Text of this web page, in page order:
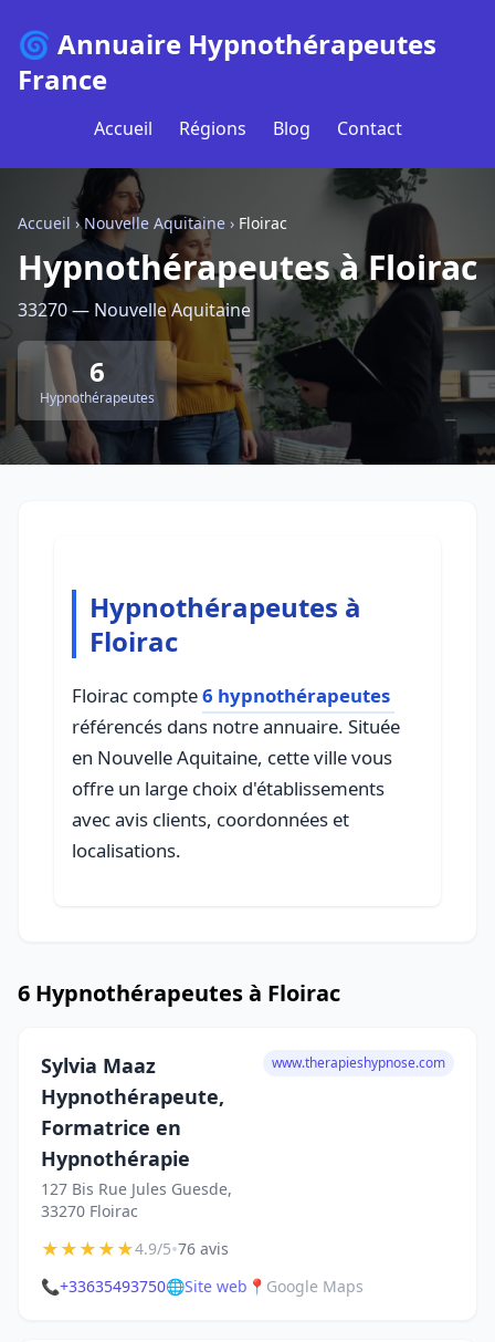
🌀 Annuaire Hypnothérapeutes
France
Accueil Régions Blog Contact
Accueil ›Nouvelle Aquitaine › Floirac
Hypnothérapeutes à Floirac
33270 — Nouvelle Aquitaine
6
Hypnothérapeutes
Hypnothérapeutes à
Floirac
Floirac compte6 hypnothérapeutes
référencés dans notre annuaire. Située
en Nouvelle Aquitaine, cette ville vous
offre un large choix d'établissements
avec avis clients, coordonnées et
localisations.
6 Hypnothérapeutes à Floirac
Sylvia Maaz
Hypnothérapeute,
Formatrice en
Hypnothérapie
127 Bis Rue Jules Guesde,
33270 Floirac
www.therapieshypnose.com
★★★★★4.9/5•76 avis
📞+33635493750🌐Site web 📍 Google Maps